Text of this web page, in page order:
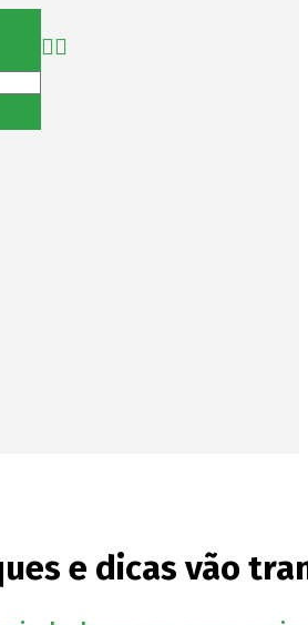
e dicas vão